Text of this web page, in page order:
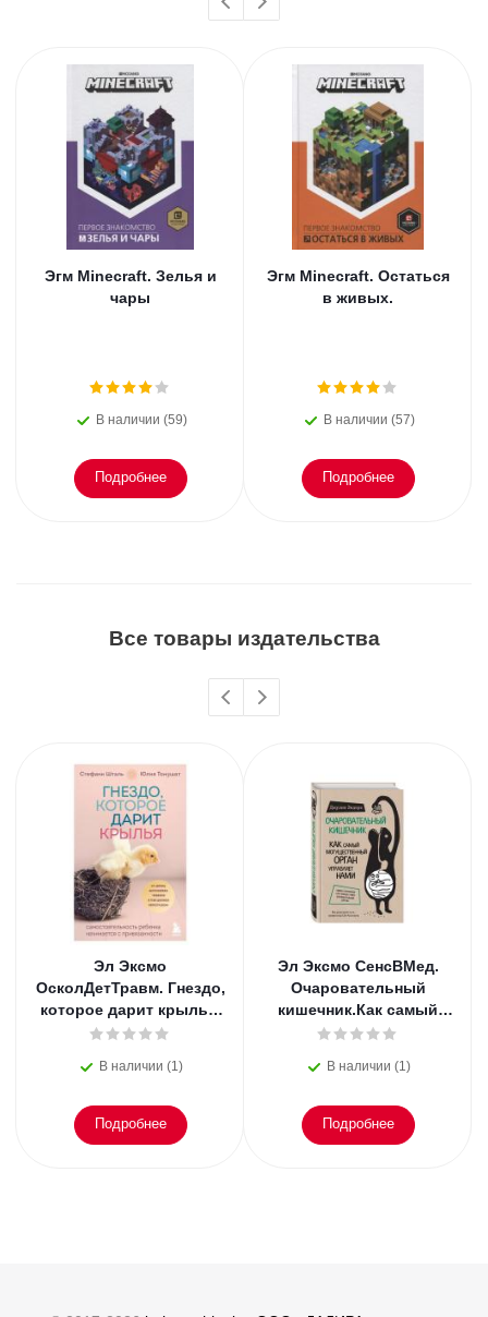
Эгм Minecraft. Зелья и
чары
В наличии (59)
Подробнее
Эгм Minecraft. Остаться
в живых.
В наличии (57)
Подробнее
Все товары издательства
Эл Эксмо
ОсколДетТравм. Гнездо,
которое дарит крылья.
Самостоятельность
привяз
В наличии (1)
Подробнее
Эл Эксмо СенсВМед.
Очаровательный
кишечник.Как самый
могущ.орган управляет
В наличии (1)
Подробнее